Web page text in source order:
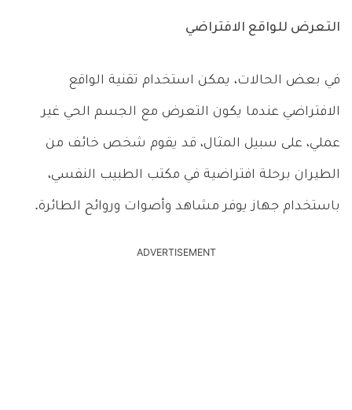
التعرض للواقع الافتراضي
في بعض الحالات، يمكن استخدام تقنية الواقع
الافتراضي عندما يكون التعرض مع الجسم الحي غير
عملي، على سبيل المثال، قد يقوم شخص خائف من
الطيران برحلة افتراضية في مكتب الطبيب النفسي،
باستخدام جهاز يوفر مشاهد وأصوات وروائح الطائرة.
ADVERTISEMENT